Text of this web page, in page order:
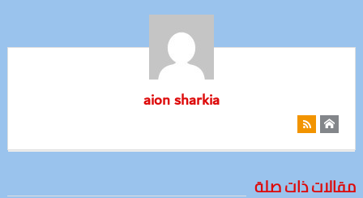
aion sharkia
مقالات ذات صلة